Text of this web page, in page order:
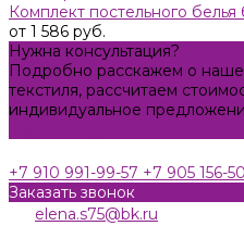
Комплект постельного белья
от 1 586 руб.
Нужна консультация?
Подробно расскажем о
текстиля, рассчитаем
индивидуальное
+7 910 991-99-57 +7 905 156-
Заказать звонок
elena.s75@bk.ru